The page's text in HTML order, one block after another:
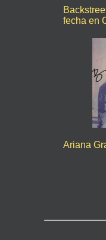
fecha en
Ariana